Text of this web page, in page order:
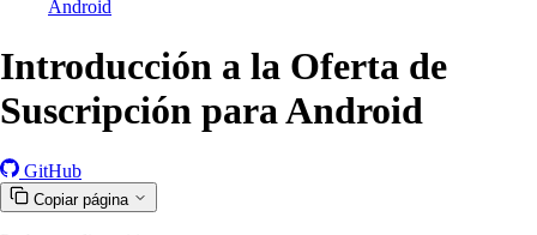
Android
Introducción a la Oferta de
Suscripción para Android
GitHub
Copiar página